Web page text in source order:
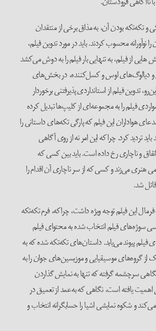
تکه‌تکه بودن آن، به مذاق برخی از منتقدان
محسوب کردند. باید در مورد تدوین فیلم،
از فیلم، به تنهایی بار فیلم را به دوش می‌کشد
و دیالوگ‌های لوس و کسل‌کننده، در بخش‌های
تدوین فیلم از استانداردی پذیرفتنی برخوردار
فیلم را به مجموعه‌ای از کلیپ‌ها تبدیل کرده
هواداران این فیلم که پارگی تکه‌های داستانی را
تردید کرد. چرا که این امر نه از روی آگاهی
و ناچاری رخ داده است. باید بین کسی که
هنری می‌زند و کسی که از سر ناچاری آن اقدام را
شد.
فرمال این فیلم توجه ویژه داشت، چراکه، فرم تکه‌تکه
سوژه‌های فیلم انتخاب شده به محتوای فیلم
فیلم پیوند می‌یابد. داستان‌های تکه‌تکه شده که به
گروه‌های موسیقیایی و موزیسین‌های جوان را به
سرچشمه گرفته که تنها به نمایش گذاردن
یافته است، نگاهی که به‌عمد از تعمیق در
و شکوه نمایشی اشیا را حسابگرانه انتخاب و